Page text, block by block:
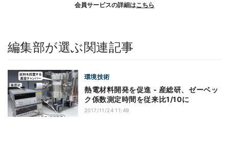
会員サービスの詳細はこちら
編集部が選ぶ関連記事
環境技術
熱電材料開発を促進 - 産総研、ゼーベッ
ク係数測定時間を従来比1/10に
2017/11/24 11:49